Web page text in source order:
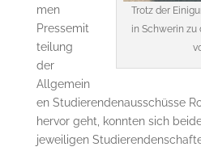
Trotz der
in Schwerin
men
Pressemit
teilung
der
Allgemein
en Studierendenausschüsse
hervor geht, konnten sich
jeweiligen